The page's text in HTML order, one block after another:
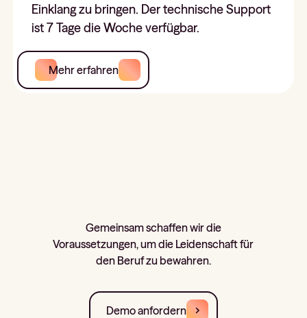
Einklang zu bringen. Der technische Support
ist 7 Tage die Woche verfügbar.
Mehr erfahren
Gemeinsam schaffen wir die
Voraussetzungen, um die Leidenschaft für
den Beruf zu bewahren.
Demo anfordern